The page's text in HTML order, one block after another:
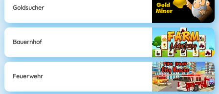
Goldsucher
Bauernhof
Feuerwehr